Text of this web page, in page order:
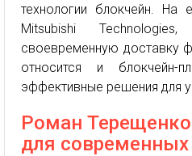
технологии блокчейн. На
Mitsubishi
своевременную доставку
относится и блокчейн-
эффективные решения для
Роман
для современных